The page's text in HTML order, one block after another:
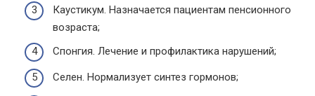
Каустикум. Назначается пациентам пенсионного
возраста;
Спонгия. Лечение и профилактика нарушений;
Селен. Нормализует синтез гормонов;